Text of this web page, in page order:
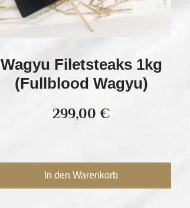
Wagyu Filetsteaks 1kg
(Fullblood Wagyu)
299,00 €
In den Warenkorb